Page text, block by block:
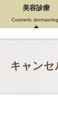
美容診療
Cosmetic
キャンセ